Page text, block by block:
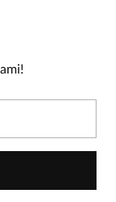
o tym
tylko